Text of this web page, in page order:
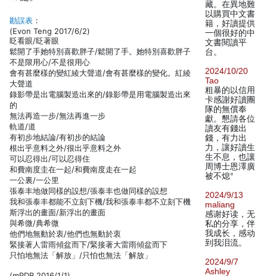
勘誤表 ：
(Evon Teng 2017/6/2)
眨看眼/眨著眼
鬆開了手她特別喜歡胖子/鬆開了手。她特別喜歡胖子
不是限用心/不是很用心
會有甚麼樣的變紅綾大聲道/會有甚麼樣的變化。紅綾
大聲道
錄影帶是出電腦製造出來的/錄影帶是用電腦製造出來
的
無法再造一步/無法再進一步
軌道/道
有初步地結論/有初步的結論
根出乎意料之外/很出乎意料之外
可以忍得出/可以忍得住
和費南度圭在一起/和費南度走在一起
一公裏/一公里
張泰丰地做同樣的設想/張泰丰也做同樣的設想
我和張泰丰都能不立刻下機/我和張泰丰都不立刻下機
斯浮出的畫面/新浮出的畫面
與希微/典希微
他們地無動於衷/他們也無動於衷
緊接著人雷雨傾盆而下/緊接著大雷雨傾盆而下
只怕地無法「解放」/只怕也無法「解放」
藏。在異地難
以購買中文書
籍，好讀提供
一個很好的中
文書閱讀平
台。
2024/10/20
Tao
粗暴的以信用
卡感謝好讀團
隊的無償奉
獻。懇請各位
讀友有錢出
錢，有力出
力，讓好讀生
生不息，也讓
周博士恩澤廣
被不熄°
2024/9/13
maliang
感谢好读，无
私的分享，伴
我成长，感动
到我泪流。
2024/9/7
Ashley